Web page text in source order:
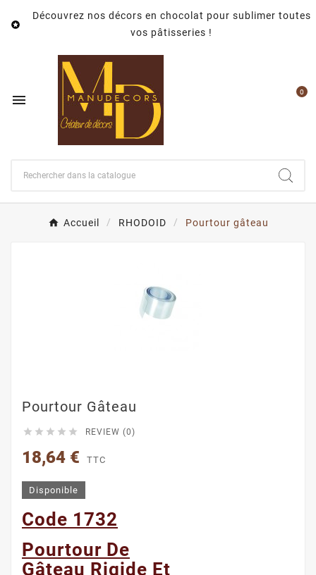

Découvrez nos décors en chocolat pour sublimer toutes
vos pâtisseries !
 0
Accueil RHODOID Pourtour gâteau
Pourtour Gâteau
     REVIEW (0)
18,64 € TTC
Disponible
Code 1732
Pourtour De
Gâteau Rigide Et